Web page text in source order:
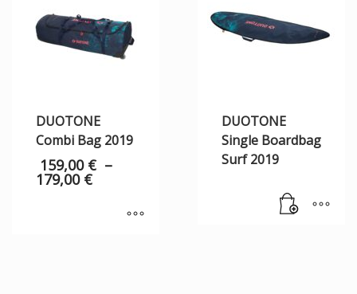
DUOTONE
Combi Bag 2019
159,00 € –
179,00 €
DUOTONE
Single Boardbag
Surf 2019